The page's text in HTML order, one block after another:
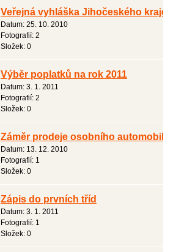
Veřejná vyhláška Jihočeského kraje
Datum: 25. 10. 2010
Fotografií: 2
Složek: 0
Výběr poplatků na rok 2011
Datum: 3. 1. 2011
Fotografií: 2
Složek: 0
Záměr prodeje osobního automobilu
Datum: 13. 12. 2010
Fotografií: 1
Složek: 0
Zápis do prvních tříd
Datum: 3. 1. 2011
Fotografií: 1
Složek: 0